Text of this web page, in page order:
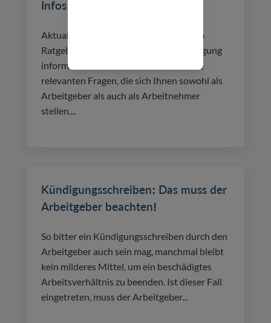
Infos auf einen Blick
Aktualisiert am 26.04.2024: In unserem
Ratgeber zur außerordentlichen Kündigung
informieren wir Sie umfassend über alle
relevanten Fragen, die sich Ihnen sowohl als
Arbeitgeber als auch als Arbeitnehmer
stellen....
Kündigungsschreiben: Das muss der
Arbeitgeber beachten!
So bitter ein Kündigungsschreiben durch den
Arbeitgeber auch sein mag, manchmal bleibt
kein milderes Mittel, um ein beschädigtes
Arbeitsverhältnis zu beenden. Ist dieser Fall
eingetreten, muss der Arbeitgeber...